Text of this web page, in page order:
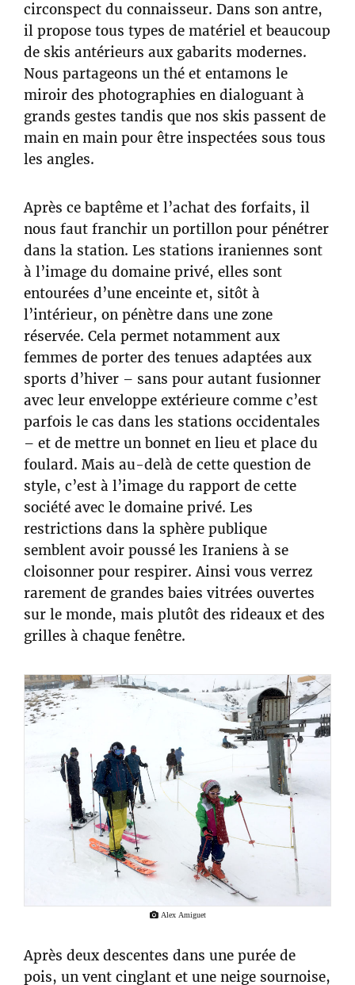
circonspect du connaisseur. Dans son antre,
il propose tous types de matériel et beaucoup
de skis antérieurs aux gabarits modernes.
Nous partageons un thé et entamons le
miroir des photographies en dialoguant à
grands gestes tandis que nos skis passent de
main en main pour être inspectées sous tous
les angles.
Après ce baptême et l’achat des forfaits, il
nous faut franchir un portillon pour pénétrer
dans la station. Les stations iraniennes sont
à l’image du domaine privé, elles sont
entourées d’une enceinte et, sitôt à
l’intérieur, on pénètre dans une zone
réservée. Cela permet notamment aux
femmes de porter des tenues adaptées aux
sports d’hiver – sans pour autant fusionner
avec leur enveloppe extérieure comme c’est
parfois le cas dans les stations occidentales
– et de mettre un bonnet en lieu et place du
foulard. Mais au-delà de cette question de
style, c’est à l’image du rapport de cette
société avec le domaine privé. Les
restrictions dans la sphère publique
semblent avoir poussé les Iraniens à se
cloisonner pour respirer. Ainsi vous verrez
rarement de grandes baies vitrées ouvertes
sur le monde, mais plutôt des rideaux et des
grilles à chaque fenêtre.
Alex Amiguet
Après deux descentes dans une purée de
pois, un vent cinglant et une neige sournoise,